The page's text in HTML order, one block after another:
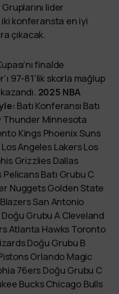
lider
konferansta en iyi
çıkacak.
finalde
97-81’lik skorla mağlup
2025 NBA
Batı Konferansı Batı
Thunder Minnesota
Kings Phoenix Suns
Angeles Lakers Los
Grizzlies Dallas
Batı Grubu C
Nuggets Golden State
San Antonio
Grubu A Cleveland
Atlanta Hawks Toronto
Doğu Grubu B
Orlando Magic
76ers Doğu Grubu C
Bucks Chicago Bulls